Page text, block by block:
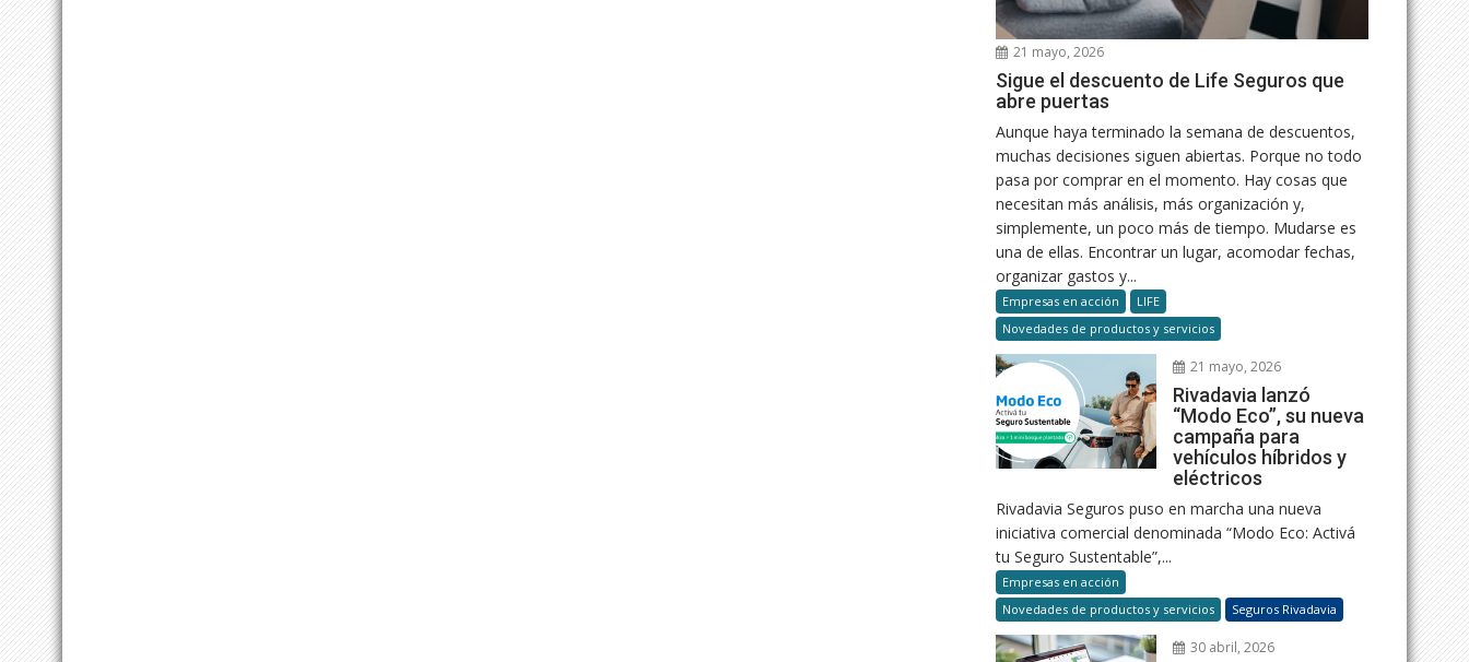
21 mayo, 2026
Sigue el descuento de Life Seguros que
abre puertas
Aunque haya terminado la semana de descuentos,
muchas decisiones siguen abiertas. Porque no todo
pasa por comprar en el momento. Hay cosas que
necesitan más análisis, más organización y,
simplemente, un poco más de tiempo. Mudarse es
una de ellas. Encontrar un lugar, acomodar fechas,
organizar gastos y...
Empresas en acción
LIFE
Novedades de productos y servicios
21 mayo, 2026
Rivadavia lanzó
“Modo Eco”, su nueva
campaña para
vehículos híbridos y
eléctricos
Rivadavia Seguros puso en marcha una nueva
iniciativa comercial denominada “Modo Eco: Activá
tu Seguro Sustentable”,...
Empresas en acción
Novedades de productos y servicios
Seguros Rivadavia
30 abril, 2026